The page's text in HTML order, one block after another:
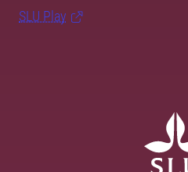
SLU Play